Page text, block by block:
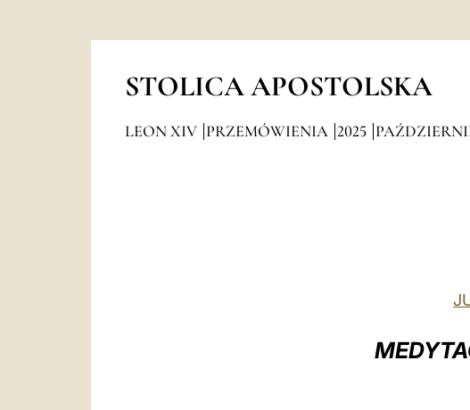
STOLICA APOSTOLSKA
LEON XIV PRZEMÓWIENIA 2025